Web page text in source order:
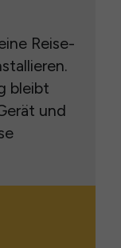
Reise-
bleibt
und